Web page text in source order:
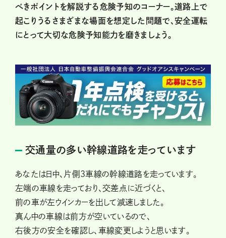
べきポイントを解説する危険予知のコーナー。道路上で
起こりうるさまざまな場面を想定した問題で、安全運転
にとって大切な危険予知能力を磨きましょう。
交通量の多い幹線道路を走っています
あなたは日中、片側3車線の幹線道路を走っています。
左端の車線を走っており、交差点に近づくと、
前の車が左ウインカーを出して減速しました。
真ん中の車線は前方が空いているので、
右後方の安全を確認し、車線変更しようと思います。